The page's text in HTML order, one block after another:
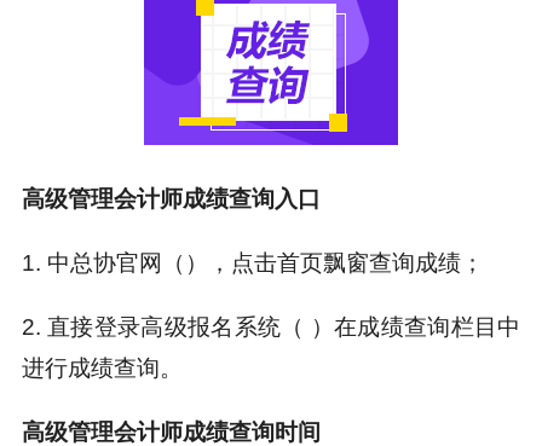
高级管理会计师成绩查询入口
1. 中总协官网（ ），点击首页飘窗查询成绩；
2. 直接登录高级报名系统（ ）在成绩查询栏目中
进行成绩查询。
高级管理会计师成绩查询时间